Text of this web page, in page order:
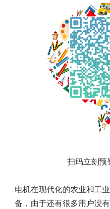
扫码立刻预
电机在现代化的农业和工
备，由于还有很多用户没